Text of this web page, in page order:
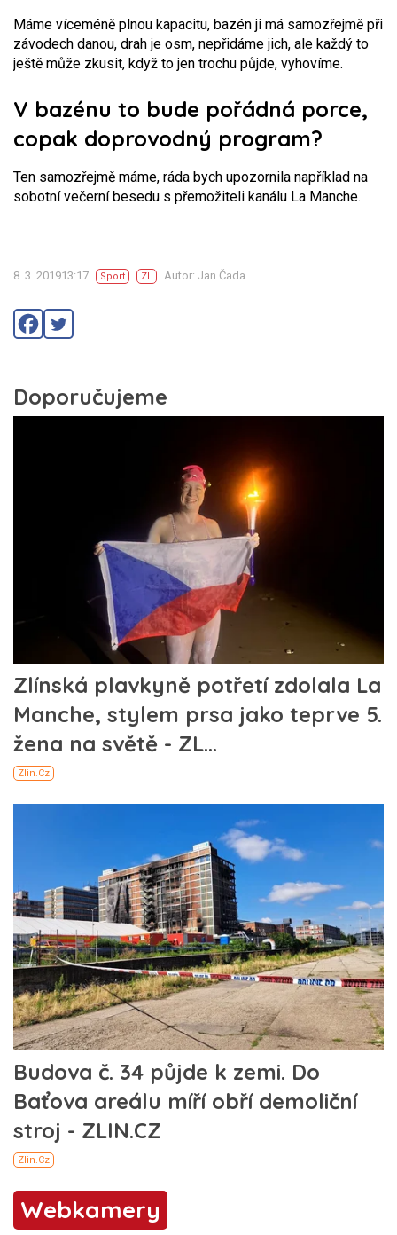
Máme víceméně plnou kapacitu, bazén ji má samozřejmě při
závodech danou, drah je osm, nepřidáme jich, ale každý to
ještě může zkusit, když to jen trochu půjde, vyhovíme.
V bazénu to bude pořádná porce,
copak doprovodný program?
Ten samozřejmě máme, ráda bych upozornila například na
sobotní večerní besedu s přemožiteli kanálu La Manche.
8. 3. 201913:17 Sport ZL Autor: Jan Čada
Webkamery